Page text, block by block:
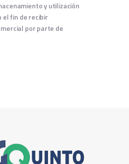
y utilización
el fin de recibir
por parte de